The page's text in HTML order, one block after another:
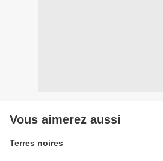
Vous aimerez aussi
Terres noires